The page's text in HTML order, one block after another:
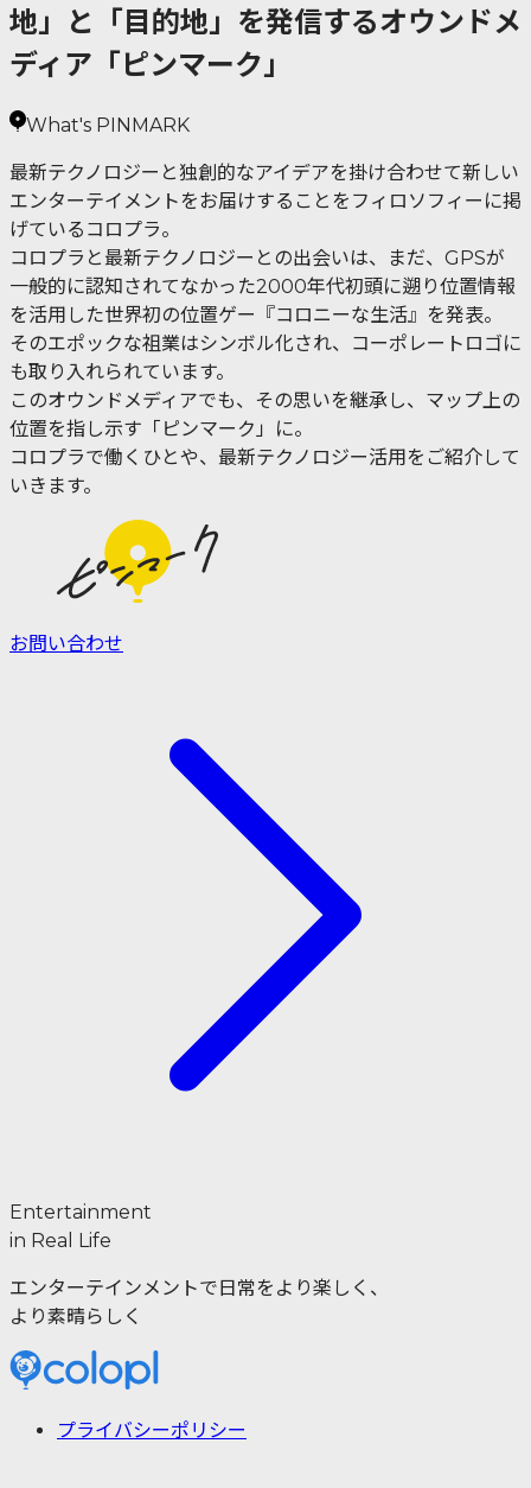
地」と「目的地」を発信するオウンドメ
ディア「ピンマーク」
What's PINMARK
最新テクノロジーと独創的なアイデアを掛け合わせて新しい
エンターテイメントをお届けすることをフィロソフィーに掲
げているコロプラ。
コロプラと最新テクノロジーとの出会いは、まだ、GPSが
一般的に認知されてなかった2000年代初頭に遡り位置情報
を活用した世界初の位置ゲー『コロニーな生活』を発表。
そのエポックな祖業はシンボル化され、コーポレートロゴに
も取り入れられています。
このオウンドメディアでも、その思いを継承し、マップ上の
位置を指し示す「ピンマーク」に。
コロプラで働くひとや、最新テクノロジー活用をご紹介して
いきます。
お問い合わせ
Entertainment
in Real Life
エンターテインメントで日常をより楽しく、
より素晴らしく
プライバシーポリシー